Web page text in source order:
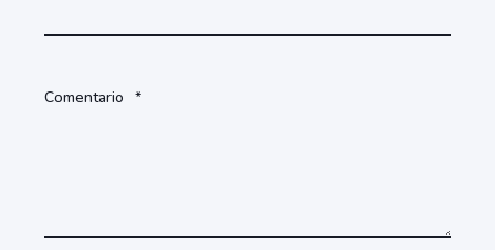
Comentario *